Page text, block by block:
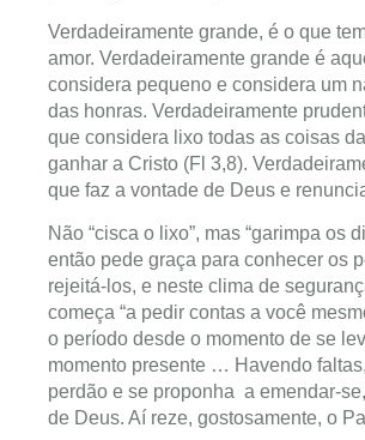
Verdadeiramente grande, é o que
amor. Verdadeiramente grande é
considera pequeno e considera um
das honras. Verdadeiramente
que considera lixo todas as coisas
ganhar a Cristo (Fl 3,8).
que faz a vontade de Deus e
Não “cisca o lixo”, mas “garimpa os
então pede graça para conhecer os
rejeitá-los, e neste clima de
começa “a pedir contas a você
o período desde o momento de se
momento presente … Havendo
perdão e se proponha a emendar-
de Deus. Aí reze, gostosamente, o